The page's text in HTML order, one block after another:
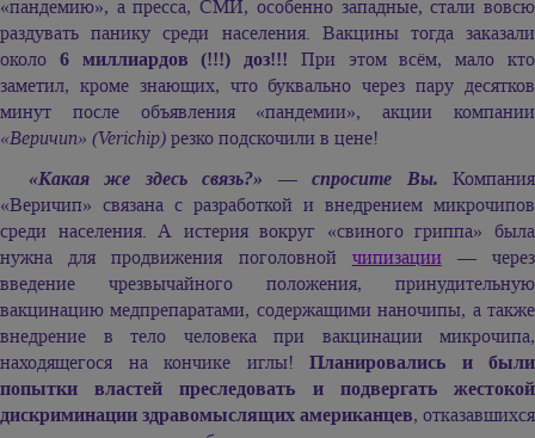
«пандемию», а пресса, СМИ, особенно западные, стали вовсю
раздувать панику среди населения. Вакцины тогда заказали
около 6 миллиардов (!!!) доз!!! При этом всём, мало кто
заметил, кроме знающих, что буквально через пару десятков
минут после объявления «пандемии», акции компании
«Веричип» (Verichip)резко подскочили в цене!
«Какая же здесь связь?» — спросите Вы. Компания
«Веричип» связана с разработкой и внедрением микрочипов
среди населения. А истерия вокруг «свиного гриппа» была
нужна для продвижения поголовной чипизации— через
введение чрезвычайного положения, принудительную
вакцинацию медпрепаратами, содержащими наночипы, а также
внедрение в тело человека при вакцинации микрочипа,
находящегося на кончике иглы! Планировались и были
попытки властей преследовать и подвергать жестокой
дискриминации здравомыслящих американцев, отказавшихся